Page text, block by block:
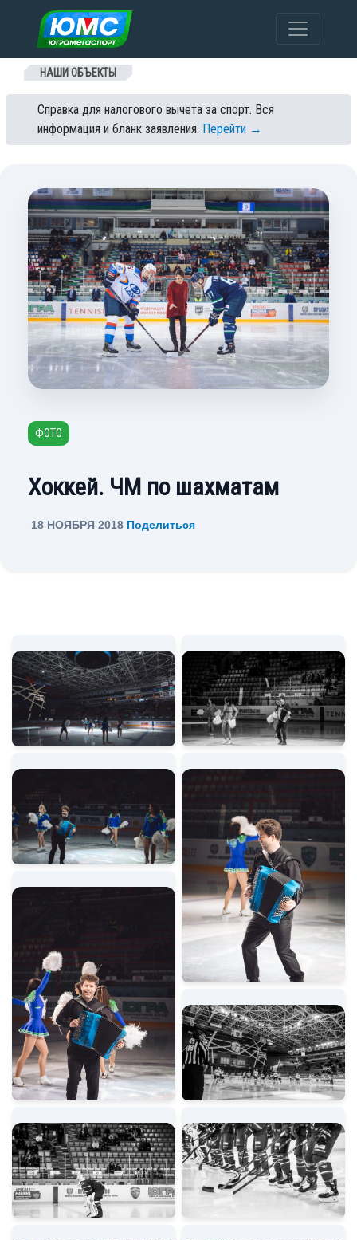
Перейти к содержанию
НАШИ ОБЪЕКТЫ
Справка для налогового вычета за спорт. Вся
информация и бланк заявления. Перейти →
ФОТО
Хоккей. ЧМ по шахматам
18 НОЯБРЯ 2018 Поделиться